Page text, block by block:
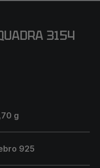
3154
g
925